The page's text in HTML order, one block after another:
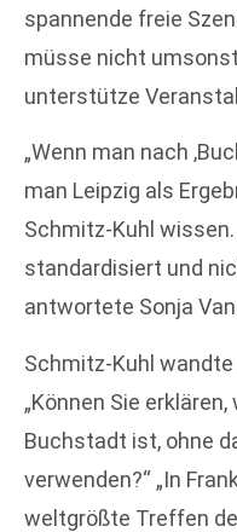
spannende freie
müsse nicht
unterstütze
„Wenn man nach
man Leipzig als
Schmitz-Kuhl
standardisiert und
antwortete Sonja
Schmitz-Kuhl
„Können Sie
Buchstadt ist, ohne
verwenden?“ „In
weltgrößte Treffen